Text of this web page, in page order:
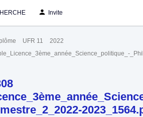
Invite
UFR 11 2022